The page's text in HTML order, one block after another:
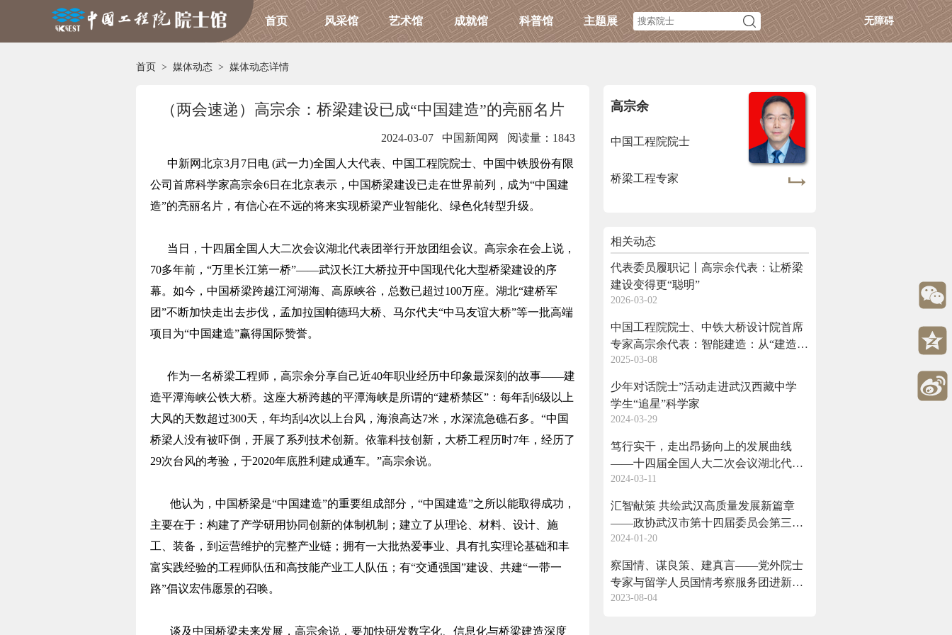
首页 风采馆 艺术馆 成就馆 科普馆 主题展 无障碍
首页 > 媒体动态 > 媒体动态详情
（两会速递）高宗余：桥梁建设已成“中国建造”的亮丽名片
2024-03-07 中国新闻网 阅读量：1843
中新网北京3月7日电 (武一力)全国人大代表、中国工程院院士、中国中铁股份有限
公司首席科学家高宗余6日在北京表示，中国桥梁建设已走在世界前列，成为“中国建
造”的亮丽名片，有信心在不远的将来实现桥梁产业智能化、绿色化转型升级。
当日，十四届全国人大二次会议湖北代表团举行开放团组会议。高宗余在会上说，
70多年前，“万里长江第一桥”——武汉长江大桥拉开中国现代化大型桥梁建设的序
幕。如今，中国桥梁跨越江河湖海、高原峡谷，总数已超过100万座。湖北“建桥军
团”不断加快走出去步伐，孟加拉国帕德玛大桥、马尔代夫“中马友谊大桥”等一批高端
项目为“中国建造”赢得国际赞誉。
作为一名桥梁工程师，高宗余分享自己近40年职业经历中印象最深刻的故事——建
造平潭海峡公铁大桥。这座大桥跨越的平潭海峡是所谓的“建桥禁区”：每年刮6级以上
大风的天数超过300天，年均刮4次以上台风，海浪高达7米，水深流急礁石多。“中国
桥梁人没有被吓倒，开展了系列技术创新。依靠科技创新，大桥工程历时7年，经历了
29次台风的考验，于2020年底胜利建成通车。”高宗余说。
他认为，中国桥梁是“中国建造”的重要组成部分，“中国建造”之所以能取得成功，
主要在于：构建了产学研用协同创新的体制机制；建立了从理论、材料、设计、施
工、装备，到运营维护的完整产业链；拥有一大批热爱事业、具有扎实理论基础和丰
富实践经验的工程师队伍和高技能产业工人队伍；有“交通强国”建设、共建“一带一
路”倡议宏伟愿景的召唤。
谈及中国桥梁未来发展，高宗余说，要加快研发数字化、信息化与桥梁建造深度
高宗余
中国工程院院士
桥梁工程专家
相关动态
代表委员履职记丨高宗余代表：让桥梁
建设变得更“聪明”
2026-03-02
中国工程院院士、中铁大桥设计院首席
专家高宗余代表：智能建造：从“建造大
国”迈向“建造强国”的必然路径
2025-03-08
少年对话院士”活动走进武汉西藏中学
学生“追星”科学家
2024-03-29
笃行实干，走出昂扬向上的发展曲线
——十四届全国人大二次会议湖北代表
团开放团组会议侧记
2024-03-11
汇智献策 共绘武汉高质量发展新篇章
——政协武汉市第十四届委员会第三次
会议举行大会发言
2024-01-20
察国情、谋良策、建真言——党外院士
专家与留学人员国情考察服务团进新疆
掠影
2023-08-04